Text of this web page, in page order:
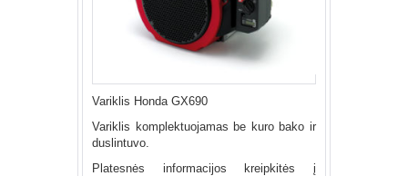
Variklis Honda GX690
Variklis komplektuojamas be kuro bako ir
duslintuvo.
Platesnės informacijos kreipkitės į